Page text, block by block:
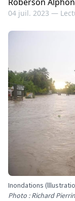
04 juil. 2023 —
Inondations
Photo : Richard Pierrin